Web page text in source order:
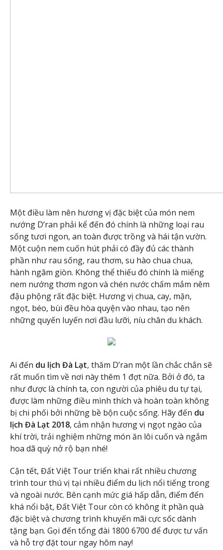
Một điều làm nên hương vị đặc biệt của món nem
nướng D’ran phải kể đến đó chính là những loại rau
sống tươi ngon, an toàn được trồng và hái tận vườn.
Một cuộn nem cuốn hút phải có đầy đủ các thành
phần như rau sống, rau thơm, su hào chua chua,
hành ngâm giòn. Không thể thiếu đó chính là miếng
nem nướng thơm ngon và chén nước chấm mắm nêm
đậu phộng rất đặc biệt. Hương vị chua, cay, mặn,
ngọt, béo, bùi đều hòa quyện vào nhau, tạo nên
những quyến luyến nơi đầu lưỡi, níu chân du khách.
Ai đến du lịch Đà Lạt, thăm D’ran một lần chắc chắn sẽ
rất muốn tìm về nơi này thêm 1 đợt nữa. Bởi ở đó, ta
như được là chính ta, con người của phiêu du tự tại,
được làm những điều mình thích và hoàn toàn không
bị chi phối bởi những bề bộn cuộc sống. Hãy đến du
lịch Đà Lạt 2018, cảm nhận hương vị ngọt ngào của
khí trời, trải nghiệm những món ăn lôi cuốn và ngắm
hoa dã quỳ nở rộ bạn nhé!
Cận tết, Đất Việt Tour triển khai rất nhiều chương
trình tour thú vị tại nhiều điểm du lịch nổi tiếng trong
và ngoài nước. Bên cạnh mức giá hấp dẫn, điểm đến
khá nổi bật, Đất Việt Tour còn có không ít phần quà
đặc biệt và chương trình khuyến mãi cực sốc dành
tặng bạn. Gọi đến tổng đài 1800 6700 để được tư vấn
và hỗ trợ đặt tour ngay hôm nay!